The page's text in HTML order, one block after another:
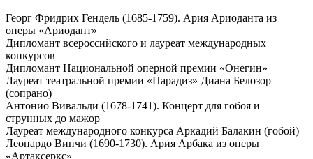
Георг Фридрих Гендель (1685-1759). Ария Ариоданта из
оперы «Ариодант»
Дипломант всероссийского и лауреат международных
конкурсов
Дипломант Национальной оперной премии «Онегин»
Лауреат театральной премии «Парадиз» Диана Белозор
(сопрано)
Антонио Вивальди (1678-1741). Концерт для гобоя и
струнных до мажор
Лауреат международного конкурса Аркадий Балакин (гобой)
Леонардо Винчи (1690-1730). Ария Арбака из оперы
«Артаксеркс»